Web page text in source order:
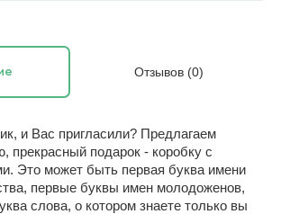
Отзывов (0)
и Вас пригласили? Предлагаем
прекрасный подарок - коробку с
Это может быть первая буква имени
первые буквы имен молодоженов,
слова, о котором знаете только вы